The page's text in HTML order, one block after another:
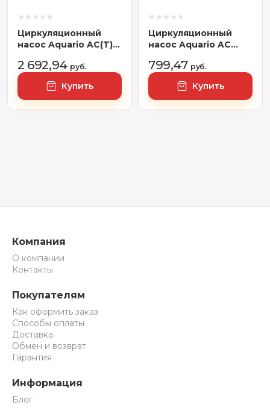
Циркуляционный
насос Aquario AC(T)
2 692,94 руб.
Купить
Циркуляционный
насос Aquario AC
799,47 руб.
Купить
Компания
О компании
Контакты
Покупателям
Как оформить заказ
Способы оплаты
Доставка
Обмен и возврат
Гарантия
Информация
Блог